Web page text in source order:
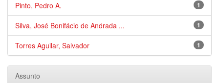
1
Pinto, Pedro A.
1
Silva, José Bonifácio de Andrada ...
1
Torres Aguilar, Salvador
Assunto